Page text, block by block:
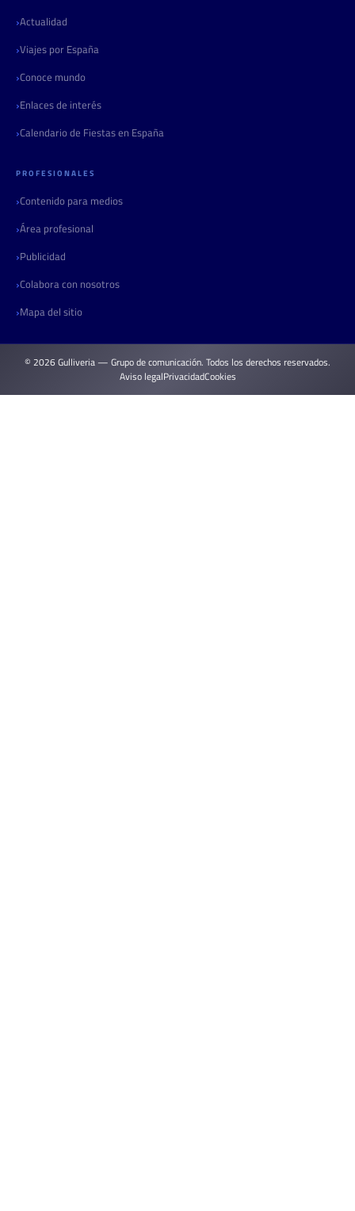
Actualidad
Viajes por España
Conoce mundo
Enlaces de interés
Calendario de Fiestas en España
PROFESIONALES
Contenido para medios
Área profesional
Publicidad
Colabora con nosotros
Mapa del sitio
© 2026 Gulliveria — Grupo de comunicación. Todos los derechos reservados.
Aviso legalPrivacidadCookies